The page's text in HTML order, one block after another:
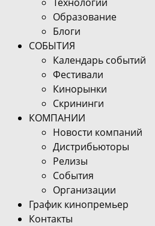
Образование
Блоги
СОБЫТИЯ
Календарь событий
Фестивали
Кинорынки
Скрининги
КОМПАНИИ
Новости компаний
Дистрибьюторы
Релизы
События
Организации
График кинопремьер
Контакты